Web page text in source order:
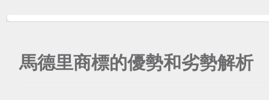
馬德里商標的優勢和劣勢解析